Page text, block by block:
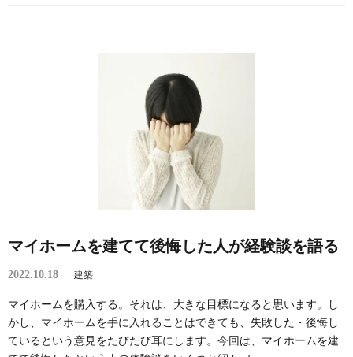
マイホームを建てて後悔した人が経験談を語る
2022.10.18 建築
マイホームを購入する。それは、大きな目標になると思います。し
かし、マイホームを手に入れることはできても、失敗した・後悔し
ているという意見をたびたび耳にします。今回は、マイホームを建